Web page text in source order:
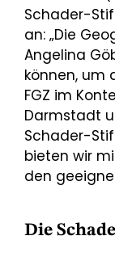
Schader-
an: „Die
Angelina
können, um
FGZ im
Darmstadt
Schader-
bieten wir
den
Die